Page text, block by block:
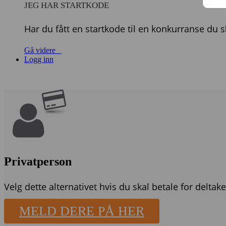
JEG HAR STARTKODE
Har du fått en startkode til en konkurranse du
Gå videre
Logg inn
Privatperson
Velg dette alternativet hvis du skal betale for
MELD DERE PÅ HER